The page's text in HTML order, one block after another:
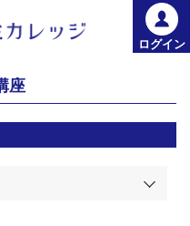
ログイン
座